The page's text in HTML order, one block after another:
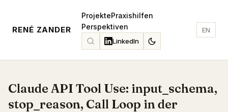
RENÉ ZANDER
ProjektePraxishilfen
Perspektiven
LinkedIn
EN
Claude API Tool Use: input_schema,
stop_reason, Call Loop in der